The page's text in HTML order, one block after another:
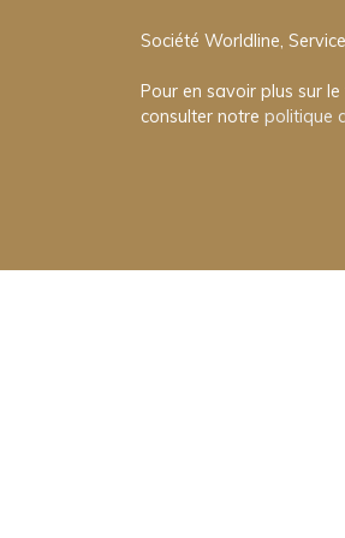
Société Worldline,
Pour en savoir plus sur
consulter notre politique